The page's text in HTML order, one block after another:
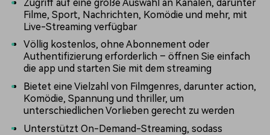
Zugriff auf eine große Auswahl an Kanälen, darunter
Filme, Sport, Nachrichten, Komödie und mehr, mit
Live-Streaming verfügbar
Völlig kostenlos, ohne Abonnement oder
Authentifizierung erforderlich – öffnen Sie einfach
die app und starten Sie mit dem streaming
Bietet eine Vielzahl von Filmgenres, darunter action,
Komödie, Spannung und thriller, um
unterschiedlichen Vorlieben gerecht zu werden
Unterstützt On-Demand-Streaming, sodass